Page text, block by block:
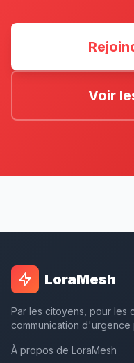
Voir
LoraMesh
Par les citoyens, pour les
communication d'urgence
À propos de LoraMesh